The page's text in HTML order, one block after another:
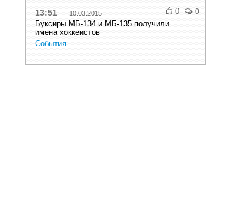
13:51 10.03.2015
Буксиры МБ-134 и МБ-135 получили
имена хоккеистов
События
0 0